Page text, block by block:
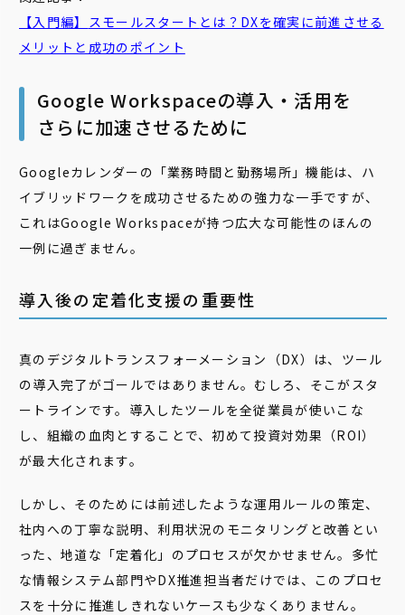
【入門編】 スモールスタート とは？DXを確実に前進させる
メリットと成功のポイント
Google Workspaceの導入・活用を
さらに加速させるために
Googleカレンダーの「業務時間と勤務場所」機能は、ハ
イブリッドワークを成功させるための強力な一手ですが、
これはGoogle Workspaceが持つ広大な可能性のほんの
一例に過ぎません。
導入後の定着化支援の重要性
真のデジタルトランスフォーメーション（DX）は、ツール
の導入完了がゴールではありません。むしろ、そこがスタ
ートラインです。導入したツールを全従業員が使いこな
し、組織の血肉とすることで、初めて投資対効果（ROI）
が最大化されます。
しかし、そのためには前述したような運用ルールの策定、
社内への丁寧な説明、利用状況のモニタリングと改善とい
った、地道な「定着化」のプロセスが欠かせません。多忙
な情報システム部門やDX推進担当者だけでは、このプロセ
スを十分に推進しきれないケースも少なくありません。